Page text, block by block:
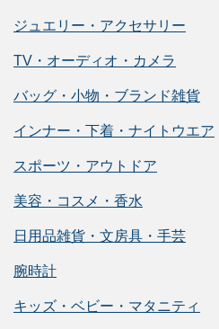
ジュエリー・アクセサリー
TV・オーディオ・カメラ
バッグ・小物・ブランド雑貨
インナー・下着・ナイトウエア
スポーツ・アウトドア
美容・コスメ・香水
日用品雑貨・文房具・手芸
腕時計
キッズ・ベビー・マタニティ